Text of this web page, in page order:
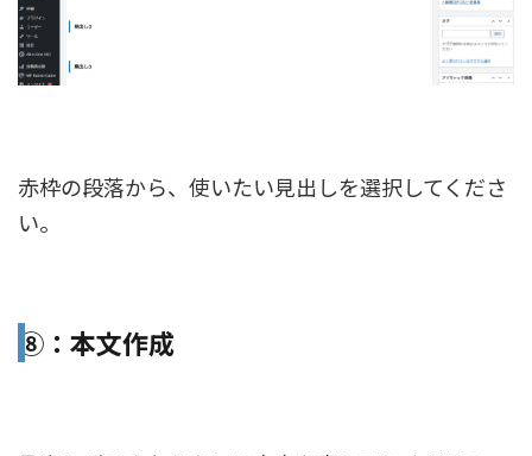
赤枠の段落から、使いたい見出しを選択してくださ
い。
⑧：本文作成